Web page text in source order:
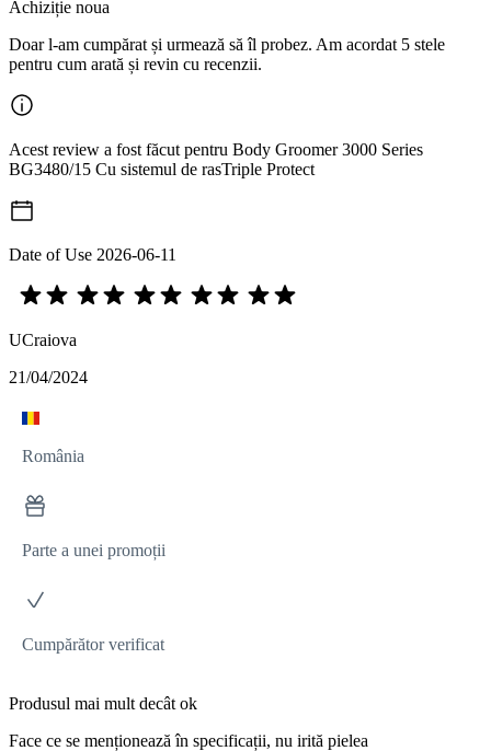
Achiziție noua
Doar l-am cumpărat și urmează să îl probez. Am acordat 5 stele
pentru cum arată și revin cu recenzii.
Acest review a fost făcut pentru Body Groomer 3000 Series
BG3480/15 Cu sistemul de rasTriple Protect
Date of Use 2026-06-11
UCraiova
21/04/2024
România
Parte a unei promoții
Cumpărător verificat
Produsul mai mult decât ok
Face ce se menționează în specificații, nu irită pielea